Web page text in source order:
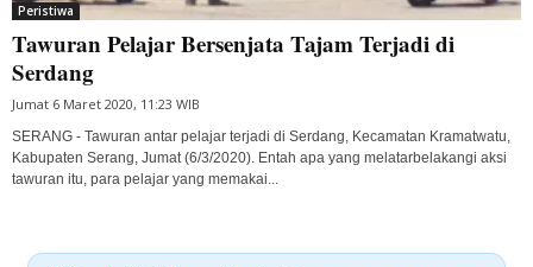
Peristiwa
Tawuran Pelajar Bersenjata Tajam Terjadi di
Serdang
Jumat 6 Maret 2020, 11:23 WIB
SERANG - Tawuran antar pelajar terjadi di Serdang, Kecamatan Kramatwatu,
Kabupaten Serang, Jumat (6/3/2020). Entah apa yang melatarbelakangi aksi
tawuran itu, para pelajar yang memakai...